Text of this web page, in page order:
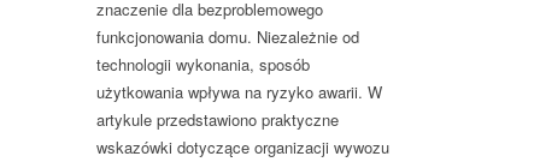
znaczenie dla bezproblemowego
funkcjonowania domu. Niezależnie od
technologii wykonania, sposób
użytkowania wpływa na ryzyko awarii. W
artykule przedstawiono praktyczne
wskazówki dotyczące organizacji wywozu